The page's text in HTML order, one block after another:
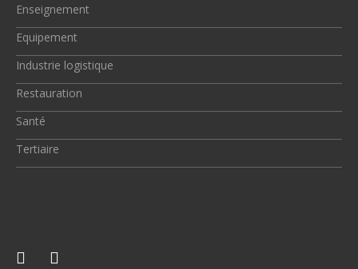
Enseignement
Equipement
Industrie logistique
Restauration
Santé
Tertiaire